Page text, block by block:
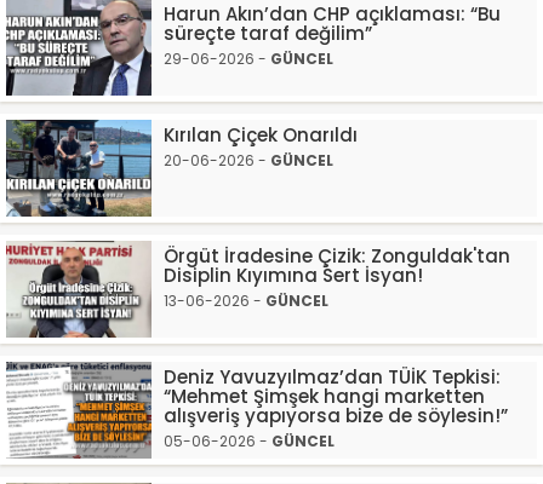
Harun Akın’dan CHP açıklaması: “Bu
süreçte taraf değilim”
29-06-2026 - GÜNCEL
Kırılan Çiçek Onarıldı
20-06-2026 - GÜNCEL
Örgüt İradesine Çizik: Zonguldak'tan
Disiplin Kıyımına Sert İsyan!
13-06-2026 - GÜNCEL
Deniz Yavuzyılmaz’dan TÜİK Tepkisi:
“Mehmet Şimşek hangi marketten
alışveriş yapıyorsa bize de söylesin!”
05-06-2026 - GÜNCEL